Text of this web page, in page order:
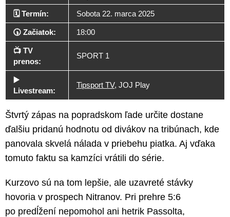
🗓️ Termín: Sobota 22. marca 2025
🕠 Začiatok: 18:00
📺 TV
prenos:
SPORT 1
▶️
Livestream:
Tipsport TV, JOJ Play
Štvrtý zápas na popradskom ľade určite dostane
ďalšiu pridanú hodnotu od divákov na tribúnach, kde
panovala skvelá nálada v priebehu piatka. Aj vďaka
tomuto faktu sa kamzíci vrátili do série.
Kurzovo sú na tom lepšie, ale uzavreté stávky
hovoria v prospech Nitranov. Pri prehre 5:6
po predĺžení nepomohol ani hetrik Passolta,